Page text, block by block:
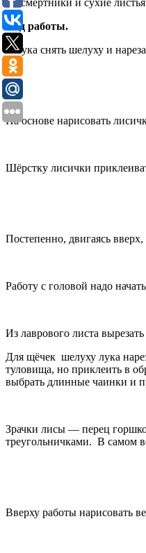
бессмертники и сухие
Ход работы.
С лука снять шелуху и
На основе нарисовать
Шёрстку лисички
Постепенно, двигаясь
Работу с головой надо
Из лаврового листа
Для щёчек шелуху лука
туловища, но приклеить в
выбрать длинные чаинки и
Зрачки лисы — перец
треугольничками. В самом
Вверху работы нарисовать